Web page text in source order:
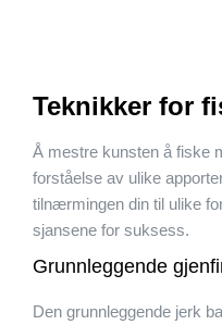
Teknikker for
Å mestre kunsten å fiske
forståelse av ulike
tilnærmingen din til ulike
sjansene for suksess.
Grunnleggende
Den grunnleggende jerk